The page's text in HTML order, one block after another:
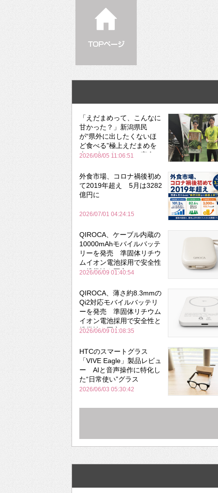
「えだまめって、こんなに
甘かった？」新潟県民
が“県外に出したくないほ
ど食べる”極上えだまめを
森のビアガーデンで実食
2026/08/05 11:06:51
外食市場、コロナ禍後初め
て2019年超え 5月は3282
億円に
2026/07/01 04:24:15
QIROCA、ケーブル内蔵の
10000mAhモバイルバッテ
リーを発売 準固体リチウ
ムイオン電池採用で安全性
と携帯性を両立
2026/06/09 01:40:54
QIROCA、薄さ約8.3mmの
Qi2対応モバイルバッテリ
ーを発売 準固体リチウム
イオン電池採用で安全性と
携帯性を両立
2026/06/09 01:08:35
HTCのスマートグラス
「VIVE Eagle」製品レビュ
ー AIと音声操作に特化し
た“日常使い”グラス
2026/06/03 05:30:42